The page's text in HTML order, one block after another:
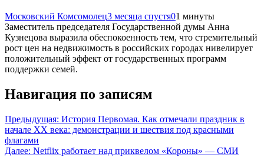
Московский Комсомолец3 месяца спустя01 минуты
Заместитель председателя Государственной думы Анна
Кузнецова выразила обеспокоенность тем, что стремительный
рост цен на недвижимость в российских городах нивелирует
положительный эффект от государственных программ
поддержки семей.
Навигация по записям
Предыдущая: История Первомая. Как отмечали праздник в
начале XX века: демонстрации и шествия под красными
флагами
Далее: Netflix работает над приквелом «Короны» — СМИ